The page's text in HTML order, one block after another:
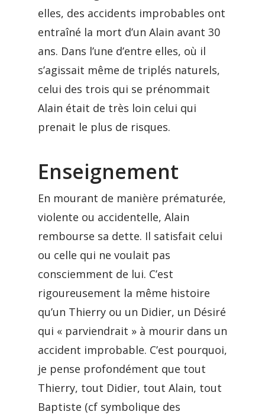
elles, des accidents improbables ont
entraîné la mort d’un Alain avant 30
ans. Dans l’une d’entre elles, où il
s’agissait même de triplés naturels,
celui des trois qui se prénommait
Alain était de très loin celui qui
prenait le plus de risques.
Enseignement
En mourant de manière prématurée,
violente ou accidentelle, Alain
rembourse sa dette. Il satisfait celui
ou celle qui ne voulait pas
consciemment de lui. C’est
rigoureusement la même histoire
qu’un Thierry ou un Didier, un Désiré
qui « parviendrait » à mourir dans un
accident improbable. C’est pourquoi,
je pense profondément que tout
Thierry, tout Didier, tout Alain, tout
Baptiste (cf symbolique des